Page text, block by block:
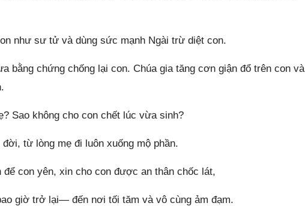
như sư tử và dùng sức mạnh Ngài trừ diệt con.
bằng chứng chống lại con. Chúa gia tăng cơn giận đổ trên con và
Sao không cho con chết lúc vừa sinh?
từ lòng mẹ đi luôn xuống mộ phần.
con yên, xin cho con được an thân chốc lát,
giờ trở lại— đến nơi tối tăm và vô cùng ảm đạm.